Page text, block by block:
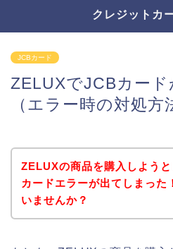
クレジットカ
JCBカード
ZELUXでJCBカード
（エラー時の対処方
ZELUXの商品を購入しよう
カードエラーが出てしまった
いませんか？